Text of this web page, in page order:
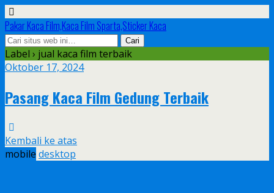
Pakar Kaca Film,Kaca Film Sparta,Sticker Kaca
Label › jual kaca film terbaik
Oktober 17, 2024
Pasang Kaca Film Gedung Terbaik
Kembali ke atas
mobile desktop